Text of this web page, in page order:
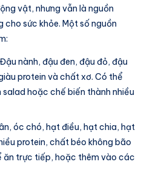
vật, nhưng vẫn là nguồn
sức khỏe. Một số nguồn
Đậu nành, đậu đen, đậu đỏ, đậu
protein và chất xơ. Có thể
hoặc chế biến thành nhiều
óc chó, hạt điều, hạt chia, hạt
protein, chất béo không bão
ăn trực tiếp, hoặc thêm vào các